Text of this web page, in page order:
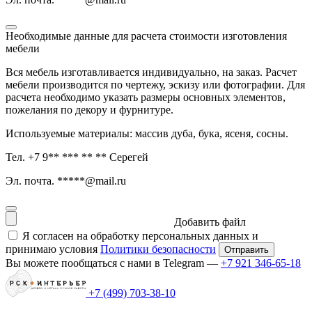
Необходимые данные для расчета стоимости изготовления
мебели
Вся мебель изготавливается индивидуально, на заказ. Расчет
мебели производится по чертежу, эскизу или фотографии. Для
расчета необходимо указать размеры основных элементов,
пожелания по декору и фурнитуре.
Используемые материалы: массив дуба, бука, ясеня, сосны.
Тел. +7 9** *** ** ** Серегей
Эл. почта. *****@mail.ru
Добавить файл
Я согласен на обработку персональных данных и
принимаю условия Политики безопасности
Вы можете пообщаться с нами в Telegram — +7 921 346-65-18
+7 (499) 703-38-10